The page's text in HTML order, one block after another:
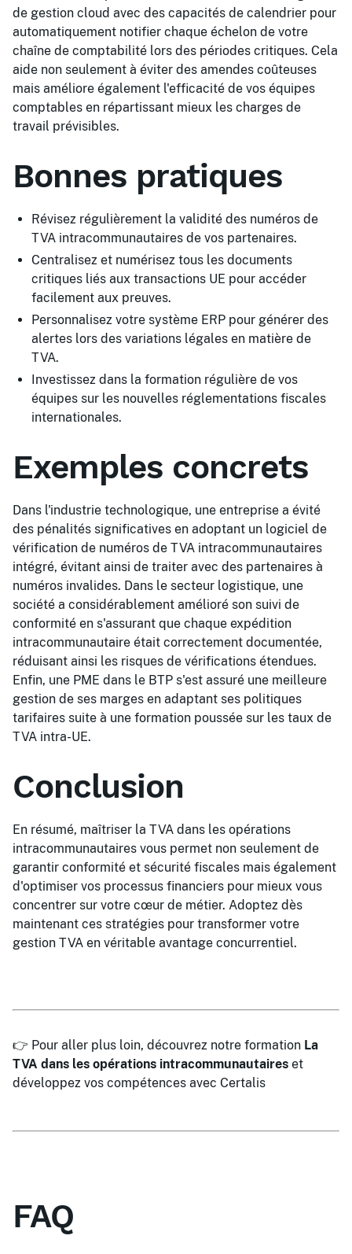
de gestion cloud avec des capacités de calendrier pour
automatiquement notifier chaque échelon de votre
chaîne de comptabilité lors des périodes critiques. Cela
aide non seulement à éviter des amendes coûteuses
mais améliore également l'efficacité de vos équipes
comptables en répartissant mieux les charges de
travail prévisibles.
Bonnes pratiques
Révisez régulièrement la validité des numéros de
TVA intracommunautaires de vos partenaires.
Centralisez et numérisez tous les documents
critiques liés aux transactions UE pour accéder
facilement aux preuves.
Personnalisez votre système ERP pour générer des
alertes lors des variations légales en matière de
TVA.
Investissez dans la formation régulière de vos
équipes sur les nouvelles réglementations fiscales
internationales.
Exemples concrets
Dans l'industrie technologique, une entreprise a évité
des pénalités significatives en adoptant un logiciel de
vérification de numéros de TVA intracommunautaires
intégré, évitant ainsi de traiter avec des partenaires à
numéros invalides. Dans le secteur logistique, une
société a considérablement amélioré son suivi de
conformité en s'assurant que chaque expédition
intracommunautaire était correctement documentée,
réduisant ainsi les risques de vérifications étendues.
Enfin, une PME dans le BTP s'est assuré une meilleure
gestion de ses marges en adaptant ses politiques
tarifaires suite à une formation poussée sur les taux de
TVA intra-UE.
Conclusion
En résumé, maîtriser la TVA dans les opérations
intracommunautaires vous permet non seulement de
garantir conformité et sécurité fiscales mais également
d'optimiser vos processus financiers pour mieux vous
concentrer sur votre cœur de métier. Adoptez dès
maintenant ces stratégies pour transformer votre
gestion TVA en véritable avantage concurrentiel.
👉 Pour aller plus loin, découvrez notre formation La
TVA dans les opérations intracommunautaires et
développez vos compétences avec Certalis
FAQ